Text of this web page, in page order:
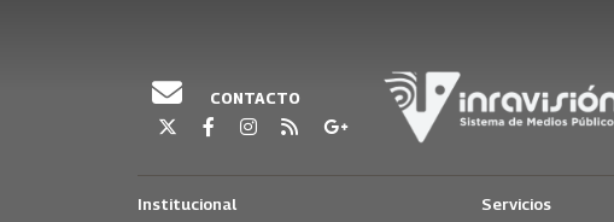
CONTACTO
Institucional Servicios